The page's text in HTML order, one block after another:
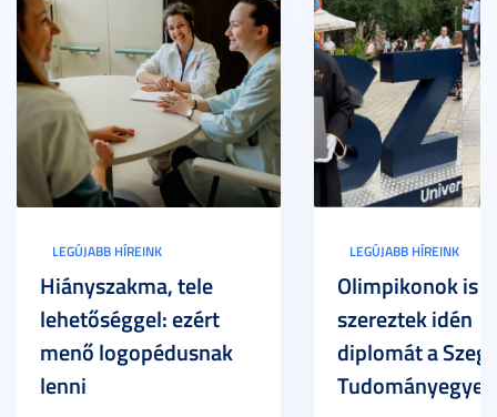
LEGÚJABB HÍREINK
Hiányszakma, tele
lehetőséggel: ezért
menő logopédusnak
lenni
LEGÚJABB HÍREINK
Olimpikonok is
szereztek idén
diplomát a